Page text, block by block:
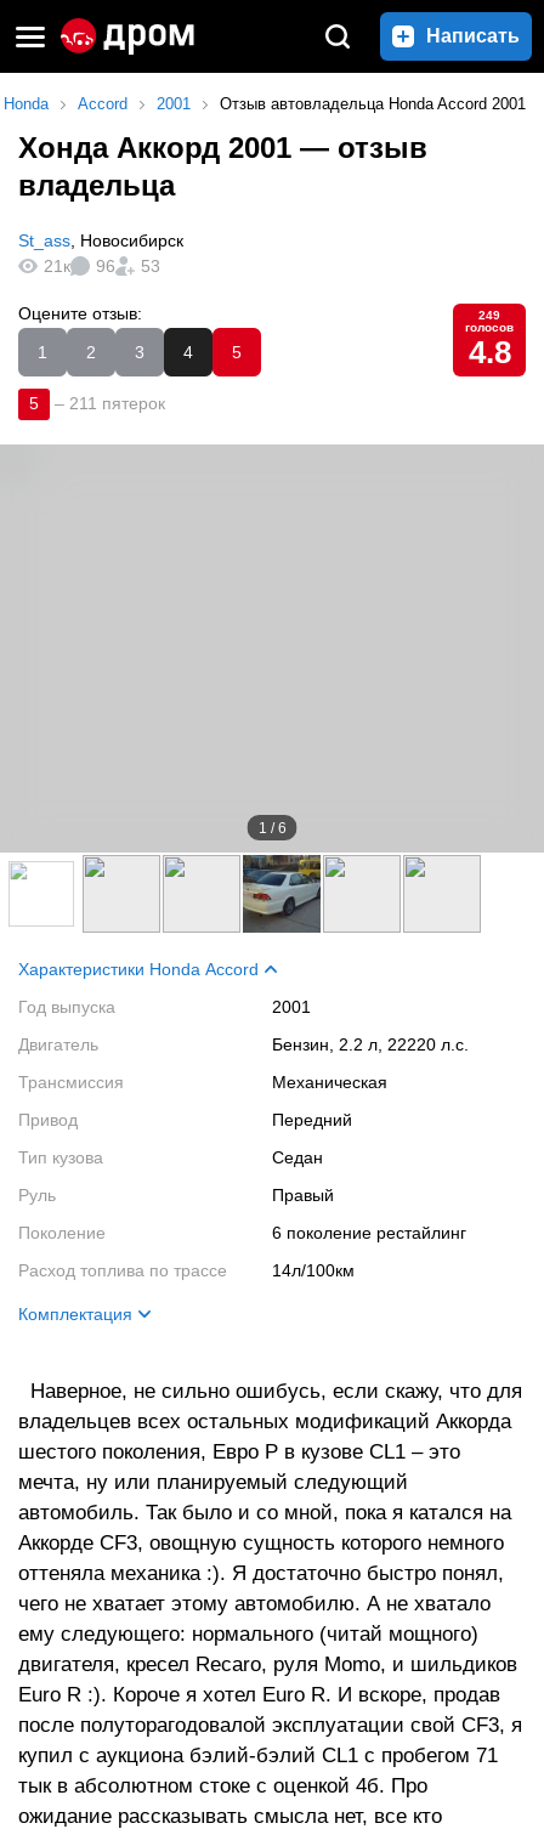
Написать
Honda Accord 2001 Отзыв автовладельца Honda Accord 2001
Хонда Аккорд 2001 — отзыв
владельца
St_ass Новосибирск
21к
96 53
Оцените отзыв:
1
2 3 4 5
249
голосов
4.8
5 – 211 пятерок
1 /6
Характеристики Honda Accord
Год выпуска
2001
Двигатель
Бензин, 2.2 л, 22220 л.с.
Трансмиссия
Механическая
Привод
Передний
Тип кузова
Седан
Руль
Правый
Поколение
6 поколение рестайлинг
Расход топлива по трассе
14л/100км
Комплектация
Цвет кузова
белый перламутр
Цвет салона
темный
Салон
Recaro и Momo как у всех
на фотах все видно
Ходовая часть
LSD
Двигатель
H22A DOHC VTEC,
220л.с./7200 об./мин;
221Нм/6700об./мин
Наверное, не сильно ошибусь, если скажу, что для
владельцев всех остальных модификаций Аккорда
шестого поколения, Евро Р в кузове CL1 – это
мечта, ну или планируемый следующий
автомобиль. Так было и со мной, пока я катался на
Аккорде CF3, овощную сущность которого немного
оттеняла механика :). Я достаточно быстро понял,
чего не хватает этому автомобилю. А не хватало
ему следующего: нормального (читай мощного)
двигателя, кресел Recaro, руля Momo, и шильдиков
Euro R :). Короче я хотел Euro R. И вскоре, продав
после полуторагодовалой эксплуатации свой CF3, я
купил с аукциона бэлий-бэлий CL1 с пробегом 71
тык в абсолютном стоке с оценкой 4б. Про
ожидание рассказывать смысла нет, все кто